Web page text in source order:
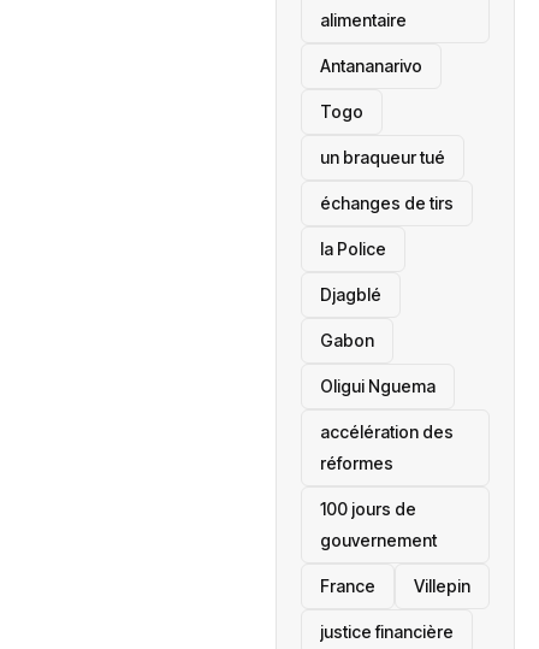
alimentaire
Antananarivo
‎Togo
un braqueur tué
échanges de tirs
la Police
Djagblé
Gabon
Oligui Nguema
accélération des
réformes
100 jours de
gouvernement
France Villepin
justice financière